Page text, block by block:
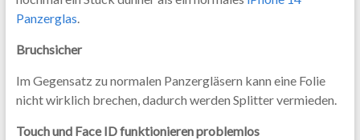
Panzerglas.
Bruchsicher
Im Gegensatz zu normalen Panzergläsern kann eine Folie
nicht wirklich brechen, dadurch werden Splitter vermieden.
Touch und Face ID funktionieren problemlos